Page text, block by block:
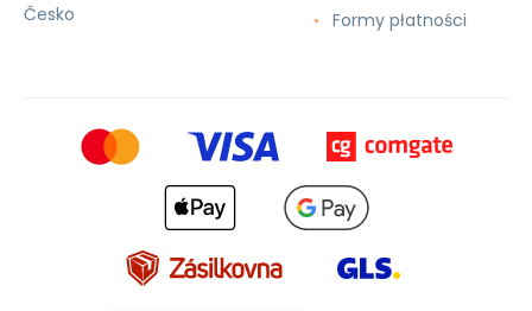
Česko
Formy płatności